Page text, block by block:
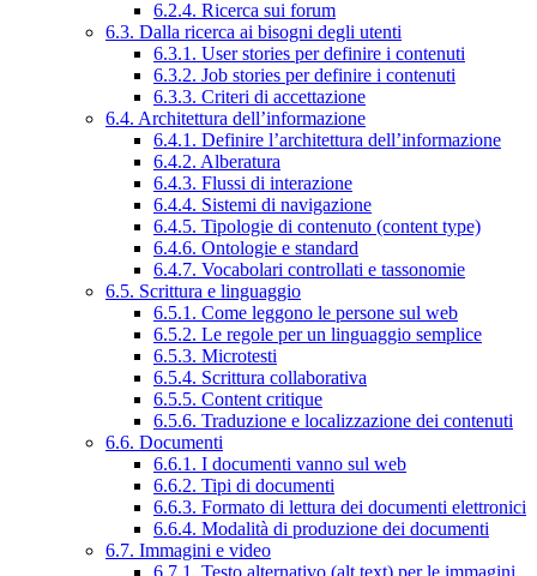
6.2.4. Ricerca sui forum
6.3. Dalla ricerca ai bisogni degli utenti
6.3.1. User stories per definire i contenuti
6.3.2. Job stories per definire i contenuti
6.3.3. Criteri di accettazione
6.4. Architettura dell’informazione
6.4.1. Definire l’architettura dell’informazione
6.4.2. Alberatura
6.4.3. Flussi di interazione
6.4.4. Sistemi di navigazione
6.4.5. Tipologie di contenuto (content type)
6.4.6. Ontologie e standard
6.4.7. Vocabolari controllati e tassonomie
6.5. Scrittura e linguaggio
6.5.1. Come leggono le persone sul web
6.5.2. Le regole per un linguaggio semplice
6.5.3. Microtesti
6.5.4. Scrittura collaborativa
6.5.5. Content critique
6.5.6. Traduzione e localizzazione dei contenuti
6.6. Documenti
6.6.1. I documenti vanno sul web
6.6.2. Tipi di documenti
6.6.3. Formato di lettura dei documenti elettronici
6.6.4. Modalità di produzione dei documenti
6.7. Immagini e video
6.7.1. Testo alternativo (alt text) per le immagini